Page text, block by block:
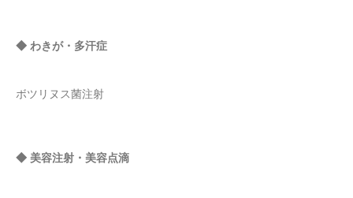
◆ わきが・多汗症
ボツリヌス菌注射
◆ 美容注射・美容点滴